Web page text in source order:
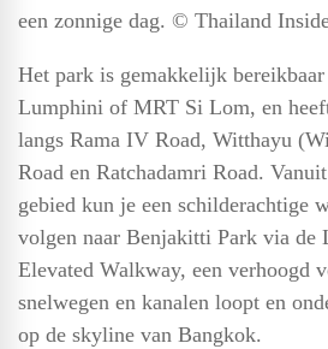
een zonnige dag. © Thailand
Het park is gemakkelijk
Lumphini of MRT Si Lom, en
langs Rama IV Road, Witthayu
Road en Ratchadamri Road.
gebied kun je een schilderachtige
volgen naar Benjakitti Park via
Elevated Walkway, een verhoogd
snelwegen en kanalen loopt en
op de skyline van Bangkok.